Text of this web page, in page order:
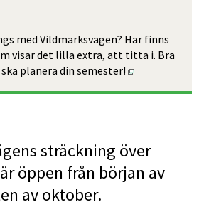
med Vildmarksvägen? Här finns
visar det lilla extra, att titta i. Bra
planera din semester!
sträckning över
öppen från början av
av oktober.